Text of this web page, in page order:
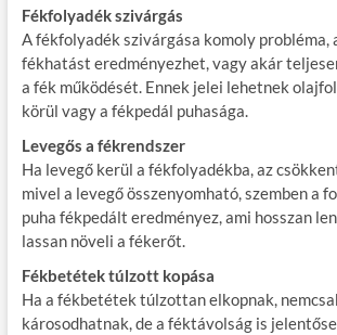
Fékfolyadék szivárgás
A fékfolyadék szivárgása komoly probléma,
fékhatást eredményezhet, vagy akár
a fék működését. Ennek jelei lehetnek
körül vagy a fékpedál puhasága.
Levegős a fékrendszer
Ha levegő kerül a fékfolyadékba, az
mivel a levegő összenyomható, szemben a
puha fékpedált eredményez, ami hosszan
lassan növeli a fékerőt.
Fékbetétek túlzott kopása
Ha a fékbetétek túlzottan elkopnak,
károsodhatnak, de a féktávolság is